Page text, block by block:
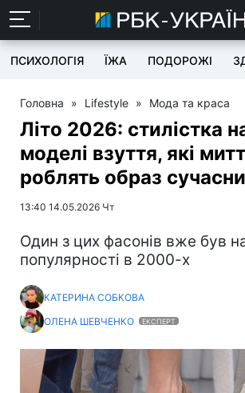
ПСИХОЛОГІЯ ЇЖА ПОДОРОЖІ
Головна » Lifestyle » Мода та краса
Літо 2026: стилістка
моделі взуття, які
роблять образ
13:40 14.05.2026 Чт
Один з цих фасонів вже був
популярності в 2000-х
КАТЕРИНА СОБКОВА
ОЛЕНА ШЕВЧЕНКО
ЕКСПЕРТ